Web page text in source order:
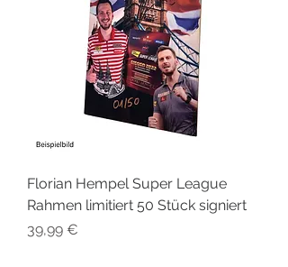
Florian Hempel Super League
Rahmen limitiert 50 Stück signiert
Preis
39,99 €